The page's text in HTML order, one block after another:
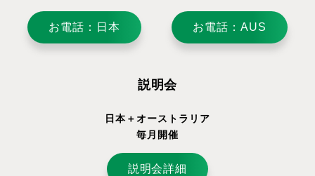
お電話：日本 お電話：AUS
説明会
日本＋オーストラリア
毎月開催
説明会詳細